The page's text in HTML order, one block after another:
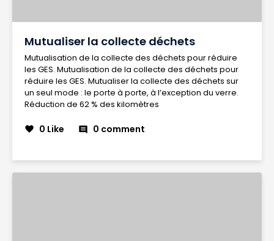
Mutualiser la collecte déchets
Mutualisation de la collecte des déchets pour réduire
les GES. Mutualisation de la collecte des déchets pour
réduire les GES. Mutualiser la collecte des déchets sur
un seul mode : le porte à porte, à l’exception du verre.
Réduction de 62 % des kilomètres
favorite 0 Like comment 0 comment